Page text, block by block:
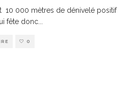
10 000 mètres de dénivelé positif
fête donc
0